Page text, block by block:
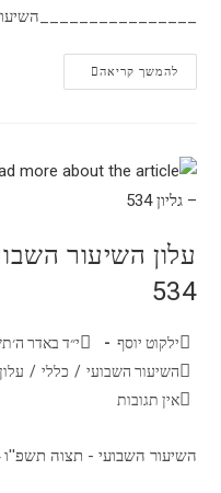
________________השיעור
להמשך קריאה
עלון השיעור
534
ילקוט יוסף
י״ד באדר ה׳תשפ״ו
השיעור השבועי / כללי /
אין תגובות
השיעור השבועי - תצוה תשפ''ו 534הורד